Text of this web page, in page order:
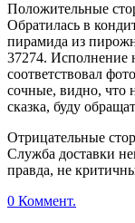
Положительные
Обратилась в
пирамида из
37274. Исполнение
соответствовал
сочные, видно, что
сказка, буду
Отрицательные
Служба доставки
правда, не
0 Коммент.